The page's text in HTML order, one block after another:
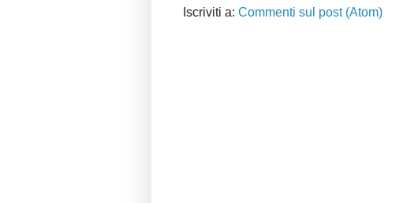
Iscriviti a: Commenti sul post (Atom)